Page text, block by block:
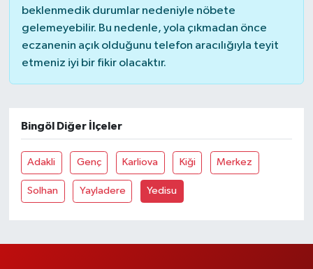
beklenmedik durumlar nedeniyle nöbete
gelemeyebilir. Bu nedenle, yola çıkmadan önce
eczanenin açık olduğunu telefon aracılığıyla teyit
etmeniz iyi bir fikir olacaktır.
Bingöl Diğer İlçeler
Adakli Genç Karliova Kiği Merkez
Solhan Yayladere Yedisu